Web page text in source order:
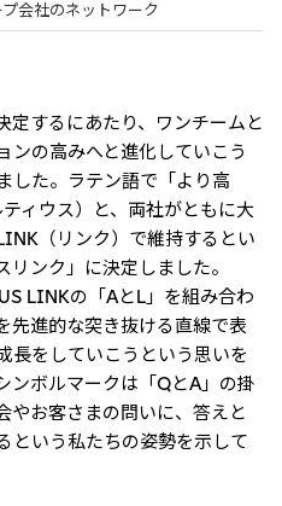
会社のネットワーク
定するにあたり、ワンチームと
ンの高みへと進化していこう
した。ラテン語で「より高
ィウス）と、両社がともに大
（リンク）で維持するとい
ンク」に決定しました。
LINKの「AとL」を組み合わ
先進的な突き抜ける直線で表
長をしていこうという思いを
ンボルマークは「QとA」の掛
やお客さまの問いに、答えと
という私たちの姿勢を示して